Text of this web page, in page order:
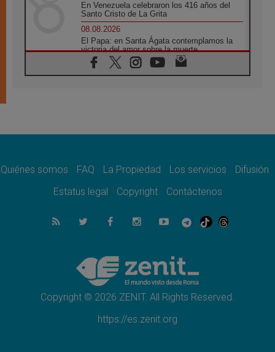
En Venezuela celebraron los 416 años del
Santo Cristo de La Grita
08.08.2026
El Papa: en Santa Ágata contemplamos la
victoria del amor sobre la muerte
08.08.2026
León XIV visitará el Santuario de la Madre
07.08.2026
07.08.2026
el compromiso del cristiano"
La matanza de niños en Gaza no cesa: 300
muertos en 300 días
Tagle: La guerra desfigura el mundo, solo la
revelación de Dios lo transfigura
Quiénes somos FAQ La Propiedad Los servicios
Difusión
Estatus legal
Copyright Contáctenos
Copyright © 2026 ZENIT. All Rights Reserved.
https://es.zenit.org